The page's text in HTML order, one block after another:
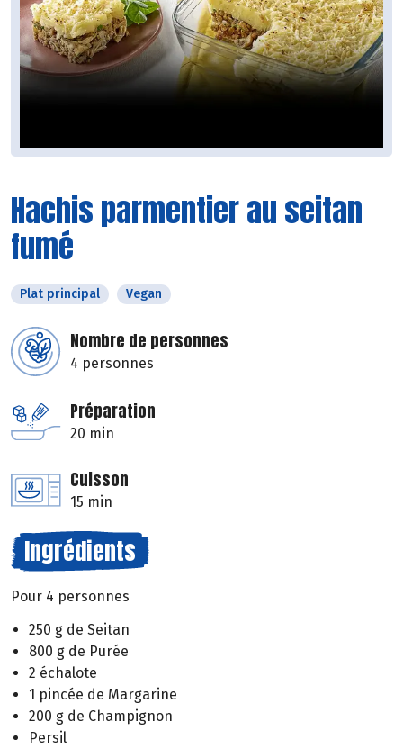
Hachis parmentier au seitan
fumé
Plat principal Vegan
Nombre de personnes
4 personnes
Préparation
20 min
Cuisson
15 min
Ingrédients
Pour 4 personnes
250 g de Seitan
800 g de Purée
2 échalote
1 pincée de Margarine
200 g de Champignon
Persil